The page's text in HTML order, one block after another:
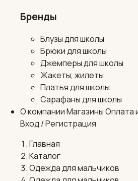
Бренды
Блузы для школы
Брюки для школы
Джемперы для школы
Жакеты, жилеты
Платья для школы
Сарафаны для школы
О компанииМагазиныОплата
Вход / Регистрация
Главная
Каталог
Одежда для мальчиков